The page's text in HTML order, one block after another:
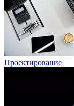
Проектирование